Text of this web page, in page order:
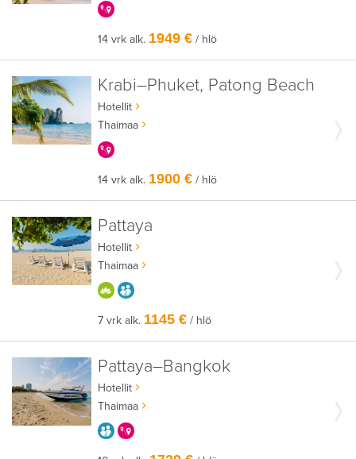
14 vrk alk. 1949 € / hlö
Krabi–Phuket, Patong Beach
Hotellit
Thaimaa
14 vrk alk. 1900 € / hlö
Pattaya
Hotellit
Thaimaa
HYVÄÄN OLOON
7 vrk alk. 1145 € / hlö
Pattaya–Bangkok
Hotellit
Thaimaa
AIKUISEEN MAKUUN